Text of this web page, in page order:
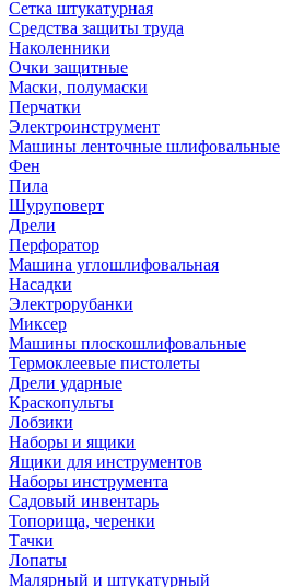
Сетка штукатурная
Средства защиты труда
Наколенники
Очки защитные
Маски, полумаски
Перчатки
Электроинструмент
Машины ленточные шлифовальные
Фен
Пила
Шуруповерт
Дрели
Перфоратор
Машина углошлифовальная
Насадки
Электрорубанки
Миксер
Машины плоскошлифовальные
Термоклеевые пистолеты
Дрели ударные
Краскопульты
Лобзики
Наборы и ящики
Ящики для инструментов
Наборы инструмента
Садовый инвентарь
Топорища, черенки
Тачки
Лопаты
Малярный и штукатурный